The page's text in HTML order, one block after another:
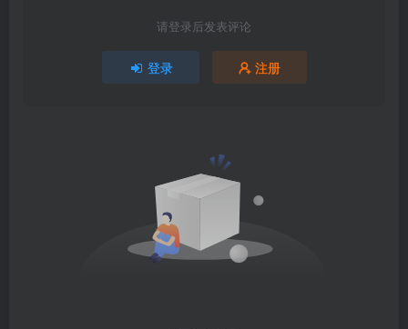
请登录后发表评论
登录 注册